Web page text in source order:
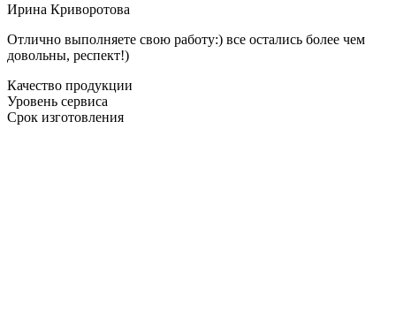
Ирина Криворотова
Отлично выполняете свою работу:) все остались более чем
довольны, респект!)
Качество продукции
Уровень сервиса
Срок изготовления